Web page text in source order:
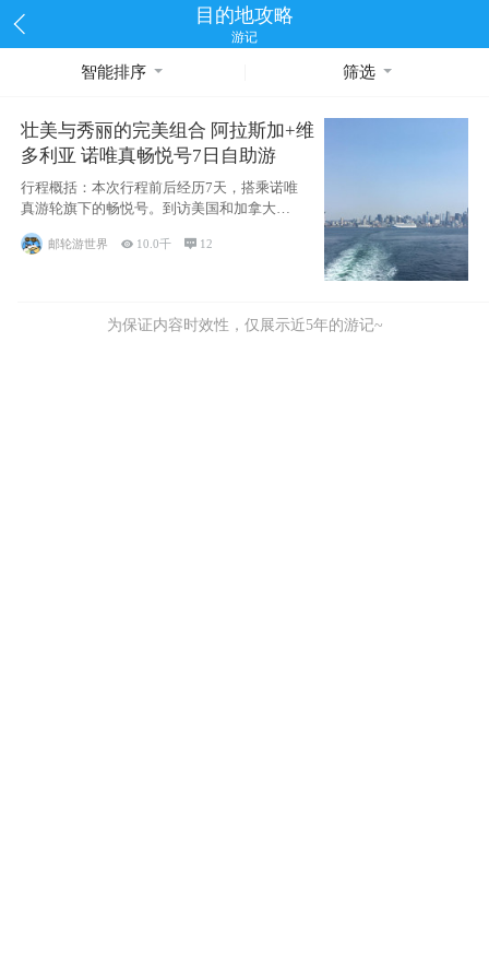
目的地攻略
游记
智能排序 筛选
壮美与秀丽的完美组合 阿拉斯加+维
多利亚 诺唯真畅悦号7日自助游
行程概括：本次行程前后经历7天，搭乘诺唯
真游轮旗下的畅悦号。到访美国和加拿大的4
个州/省：美国华盛顿州
邮轮游世界  10.0千  12
为保证内容时效性，仅展示近5年的游记~